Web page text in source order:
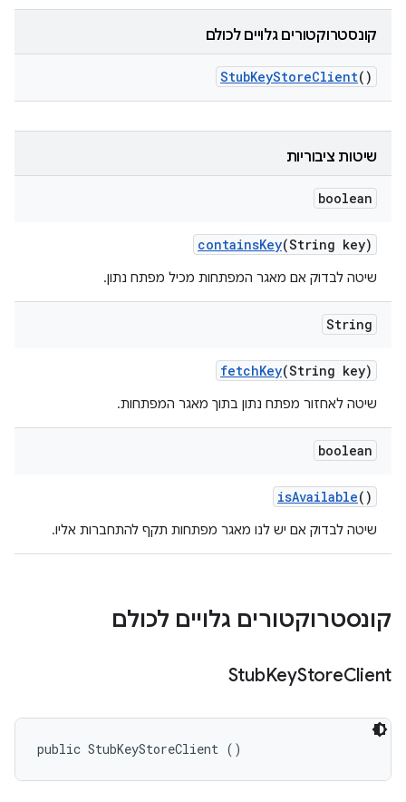
קונסטרוקטורים גלויים לכולם
StubKeyStoreClient()
שיטות ציבוריות
boolean
containsKey(String key)
שיטה לבדוק אם מאגר המפתחות מכיל מפתח נתון.
String
fetchKey(String key)
שיטה לאחזור מפתח נתון בתוך מאגר המפתחות.
boolean
isAvailable()
שיטה לבדוק אם יש לנו מאגר מפתחות תקף להתחברות אליו.
קונסטרוקטורים גלויים לכולם
StubKeyStoreClient
public StubKeyStoreClient ()